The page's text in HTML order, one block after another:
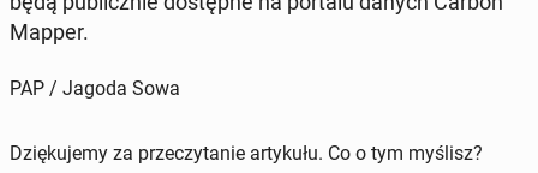
Mapper.
PAP / Jagoda Sowa
Dziękujemy za przeczytanie artykułu. Co o tym myślisz?